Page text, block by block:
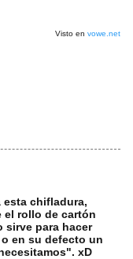
Visto en vowe.net
esta chifladura,
el rollo de cartón
sirve para hacer
en su defecto un
xD